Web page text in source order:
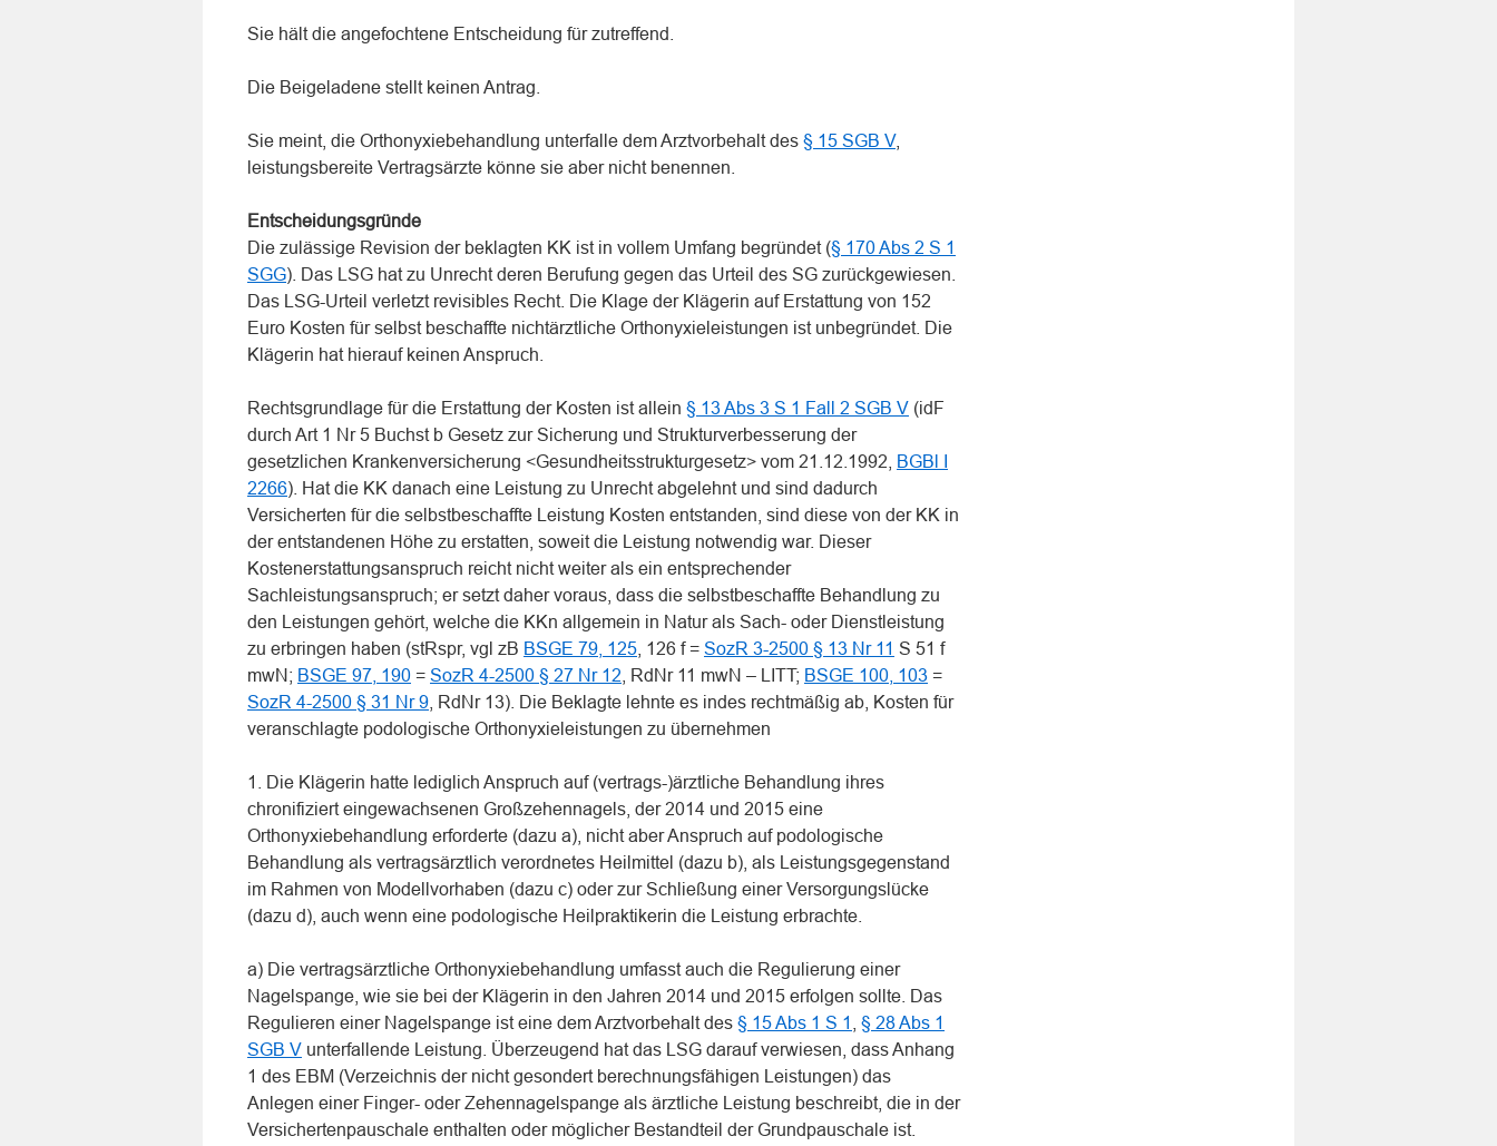
Sie hält die angefochtene Entscheidung für zutreffend.
Die Beigeladene stellt keinen Antrag.
Sie meint, die Orthonyxiebehandlung unterfalle dem Arztvorbehalt des § 15 SGB V,
leistungsbereite Vertragsärzte könne sie aber nicht benennen.
Entscheidungsgründe
Die zulässige Revision der beklagten KK ist in vollem Umfang begründet (§ 170 Abs 2 S 1
SGG). Das LSG hat zu Unrecht deren Berufung gegen das Urteil des SG zurückgewiesen.
Das LSG-Urteil verletzt revisibles Recht. Die Klage der Klägerin auf Erstattung von 152
Euro Kosten für selbst beschaffte nichtärztliche Orthonyxieleistungen ist unbegründet. Die
Klägerin hat hierauf keinen Anspruch.
Rechtsgrundlage für die Erstattung der Kosten ist allein § 13 Abs 3 S 1 Fall 2 SGB V (idF
durch Art 1 Nr 5 Buchst b Gesetz zur Sicherung und Strukturverbesserung der
gesetzlichen Krankenversicherung <Gesundheitsstrukturgesetz> vom 21.12.1992,
BGBl I
2266). Hat die KK danach eine Leistung zu Unrecht abgelehnt und sind dadurch
Versicherten für die selbstbeschaffte Leistung Kosten entstanden, sind diese von der KK in
der entstandenen Höhe zu erstatten, soweit die Leistung notwendig war. Dieser
Kostenerstattungsanspruch reicht nicht weiter als ein entsprechender
Sachleistungsanspruch; er setzt daher voraus, dass die selbstbeschaffte Behandlung zu
den Leistungen gehört, welche die KKn allgemein in Natur als Sach- oder Dienstleistung
zu erbringen haben (stRspr, vgl zB BSGE 79, 125 , 126 f = SozR 3-2500 § 13 Nr 11 S 51 f
mwN; BSGE 97, 190 = SozR 4-2500 § 27 Nr 12 , RdNr 11 mwN – LITT; BSGE 100, 103 =
SozR 4-2500 § 31 Nr 9 , RdNr 13). Die Beklagte lehnte es indes rechtmäßig ab, Kosten für
veranschlagte podologische Orthonyxieleistungen zu übernehmen
1. Die Klägerin hatte lediglich Anspruch auf (vertrags-)ärztliche Behandlung ihres
chronifiziert eingewachsenen Großzehennagels, der 2014 und 2015 eine
Orthonyxiebehandlung erforderte (dazu a), nicht aber Anspruch auf podologische
Behandlung als vertragsärztlich verordnetes Heilmittel (dazu b), als Leistungsgegenstand
im Rahmen von Modellvorhaben (dazu c) oder zur Schließung einer Versorgungslücke
(dazu d), auch wenn eine podologische Heilpraktikerin die Leistung erbrachte.
a) Die vertragsärztliche Orthonyxiebehandlung umfasst auch die Regulierung einer
Nagelspange, wie sie bei der Klägerin in den Jahren 2014 und 2015 erfolgen sollte. Das
Regulieren einer Nagelspange ist eine dem Arztvorbehalt des § 15 Abs 1 S 1
§ 28 Abs 1
SGB V unterfallende Leistung. Überzeugend hat das LSG darauf verwiesen, dass Anhang
1 des EBM (Verzeichnis der nicht gesondert berechnungsfähigen Leistungen) das
Anlegen einer Finger- oder Zehennagelspange als ärztliche Leistung beschreibt, die in der
Versichertenpauschale enthalten oder möglicher Bestandteil der Grundpauschale ist.